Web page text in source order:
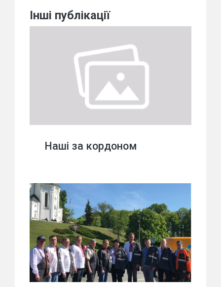
Інші публікації
Наші за кордоном